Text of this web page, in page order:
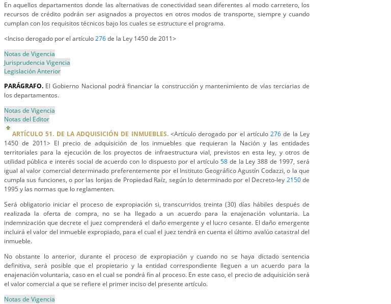
En aquellos departamentos donde las alternativas de conectividad sean diferentes al modo carretero, los
recursos de crédito podrán ser asignados a proyectos en otros modos de transporte, siempre y cuando
cumplan con los requisitos técnicos bajo los cuales se estructure el programa.
<Inciso derogado por el artículo276de la Ley 1450 de 2011>
Notas de Vigencia
Jurisprudencia Vigencia
Legislación Anterior
PARÁGRAFO. El Gobierno Nacional podrá financiar la construcción y mantenimiento de vías terciarias de
los departamentos.
Notas de Vigencia
Notas del Editor
ARTÍCULO 51. DE LA ADQUISICIÓN DE INMUEBLES.<Artículo derogado por el artículo276 de la Ley
1450 de 2011> El precio de adquisición de los inmuebles que requieran la Nación y las entidades
territoriales para la ejecución de los proyectos de infraestructura vial, previstos en esta ley, y otros de
utilidad pública e interés social de acuerdo con lo dispuesto por el artículo 58de la Ley 388 de 1997, será
igual al valor comercial determinado preferentemente por el Instituto Geográfico Agustín Codazzi, o la que
cumpla sus funciones, o por las lonjas de Propiedad Raíz, según lo determinado por el Decreto-ley 2150de
1995 y las normas que lo reglamenten.
Será obligatorio iniciar el proceso de expropiación si, transcurridos treinta (30) días hábiles después de
realizada la oferta de compra, no se ha llegado a un acuerdo para la enajenación voluntaria. La
indemnización que decrete el juez comprenderá el daño emergente y el lucro cesante. El daño emergente
incluirá el valor del inmueble expropiado, para el cual el juez tendrá en cuenta el último avalúo catastral del
inmueble.
No obstante lo anterior, durante el proceso de expropiación y cuando no se haya dictado sentencia
definitiva, será posible que el propietario y la entidad correspondiente lleguen a un acuerdo para la
enajenación voluntaria, caso en el cual se pondrá fin al proceso. En este caso, el precio de adquisición será
el valor comercial a que se refiere el primer inciso del presente artículo.
Notas de Vigencia